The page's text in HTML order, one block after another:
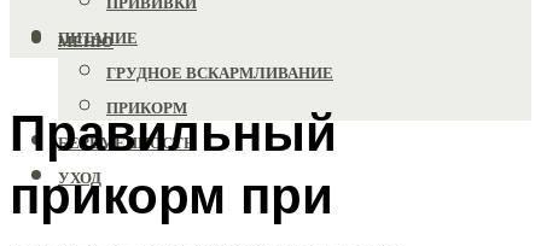
ПИТАНИЕ
ГРУДНОЕ ВСКАРМЛИВАНИЕ
ПРИКОРМ
БЕРЕМЕННОСТЬ
УХОД
МЕНЮ
Правильный
прикорм при